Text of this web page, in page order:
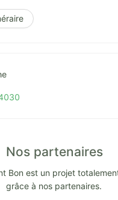
Nos partenaires
Bon est un projet
grâce à nos partenaires.